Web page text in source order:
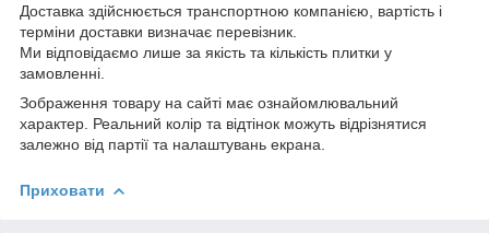
Доставка здійснюється транспортною компанією, вартість і
терміни доставки визначає перевізник.
Ми відповідаємо лише за якість та кількість плитки у
замовленні.
Зображення товару на сайті має ознайомлювальний
характер. Реальний колір та відтінок можуть відрізнятися
залежно від партії та налаштувань екрана.
Приховати